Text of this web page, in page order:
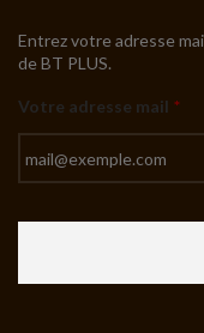
Entrez votre adresse
de BT PLUS.
Votre adresse mail *